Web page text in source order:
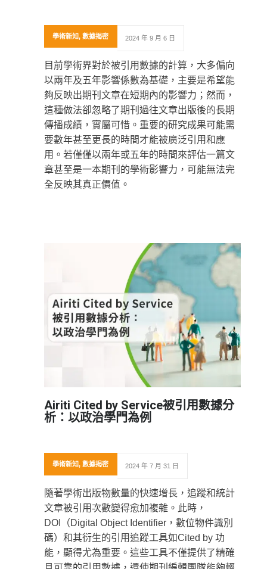
學術新知, 數據揭密 2024 年 9 月 6 日
目前學術界對於被引用數據的計算，大多偏向
以兩年及五年影響係數為基礎，主要是希望能
夠反映出期刊文章在短期內的影響力；然而，
這種做法卻忽略了期刊過往文章出版後的長期
傳播成績，實屬可惜。重要的研究成果可能需
要數年甚至更長的時間才能被廣泛引用和應
用。若僅僅以兩年或五年的時間來評估一篇文
章甚至是一本期刊的學術影響力，可能無法完
全反映其真正價值。
Airiti Cited by Service被引用數據分
析：以政治學門為例
學術新知, 數據揭密 2024 年 7 月 31 日
隨著學術出版物數量的快速增長，追蹤和統計
文章被引用次數變得愈加複雜。此時，
DOI（Digital Object Identifier，數位物件識別
碼）和其衍生的引用追蹤工具如Cited by 功
能，顯得尤為重要。這些工具不僅提供了精確